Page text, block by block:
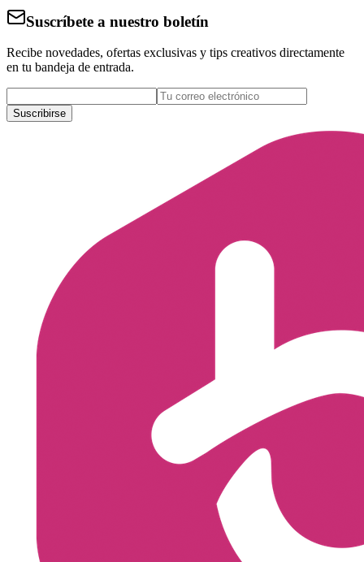
Suscríbete a nuestro boletín
Recibe novedades, ofertas exclusivas y tips creativos directamente
en tu bandeja de entrada.
Suscribirse